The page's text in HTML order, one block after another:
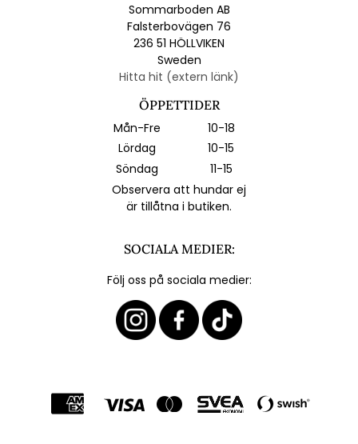
Sommarboden AB
Falsterbovägen 76
236 51 HÖLLVIKEN
Sweden
Hitta hit (extern länk)
ÖPPETTIDER
Mån-Fre
10-18
Lördag
10-15
Söndag
11-15
Observera att hundar ej
är tillåtna i butiken.
SOCIALA MEDIER:
Följ oss på sociala medier: